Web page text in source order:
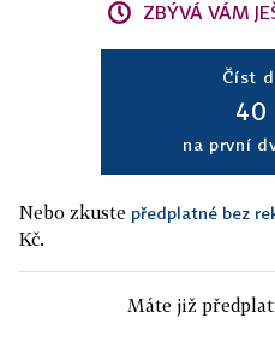
ZBÝVÁ VÁM
Číst
40
na první
Nebo zkuste předplatné bez
Kč.
Máte již